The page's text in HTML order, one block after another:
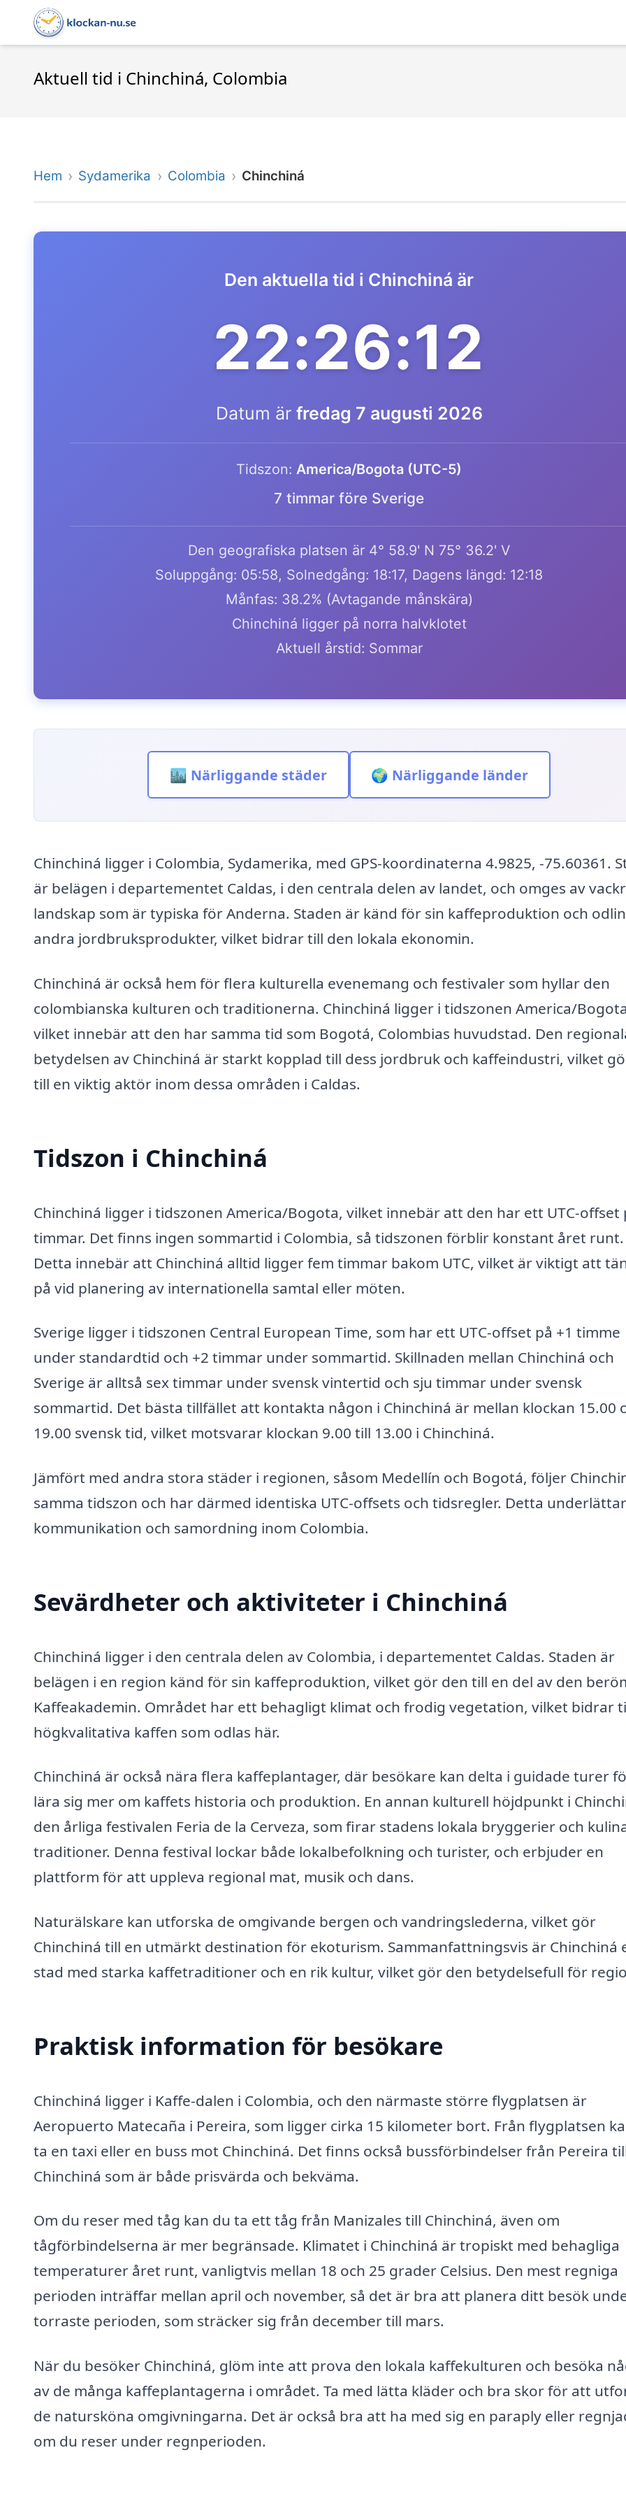
Aktuell tid i Chinchiná, Colombia
Hem Sydamerika Colombia Chinchiná
Den aktuella tid i Chinchiná är
22:26:12
Datum är fredag 7 augusti 2026
Tidszon: America/Bogota (UTC-5)
7 timmar före Sverige
Den geografiska platsen är 4° 58.9' N 75° 36.2' V
Soluppgång: 05:58, Solnedgång: 18:17, Dagens längd: 12:18
Månfas: 38.2% (Avtagande månskära)
Chinchiná ligger på norra halvklotet
Aktuell årstid: Sommar
🏙️ Närliggande städer 🌍 Närliggande länder
Chinchiná ligger i Colombia, Sydamerika, med GPS-koordinaterna 4.9825, -75.60361.
är belägen i departementet Caldas, i den centrala delen av landet, och omges av
landskap som är typiska för Anderna. Staden är känd för sin kaffeproduktion och
andra jordbruksprodukter, vilket bidrar till den lokala ekonomin.
Chinchiná är också hem för flera kulturella evenemang och festivaler som hyllar den
colombianska kulturen och traditionerna. Chinchiná ligger i tidszonen America/
vilket innebär att den har samma tid som Bogotá, Colombias huvudstad. Den
betydelsen av Chinchiná är starkt kopplad till dess jordbruk och kaffeindustri, vilket
till en viktig aktör inom dessa områden i Caldas.
Tidszon i Chinchiná
Chinchiná ligger i tidszonen America/Bogota, vilket innebär att den har ett UTC-offset
timmar. Det finns ingen sommartid i Colombia, så tidszonen förblir konstant året runt.
Detta innebär att Chinchiná alltid ligger fem timmar bakom UTC, vilket är viktigt att
på vid planering av internationella samtal eller möten.
Sverige ligger i tidszonen Central European Time, som har ett UTC-offset på +1 timme
under standardtid och +2 timmar under sommartid. Skillnaden mellan Chinchiná och
Sverige är alltså sex timmar under svensk vintertid och sju timmar under svensk
sommartid. Det bästa tillfället att kontakta någon i Chinchiná är mellan klockan 15.00
19.00 svensk tid, vilket motsvarar klockan 9.00 till 13.00 i Chinchiná.
Jämfört med andra stora städer i regionen, såsom Medellín och Bogotá, följer
samma tidszon och har därmed identiska UTC-offsets och tidsregler. Detta underlättar
kommunikation och samordning inom Colombia.
Sevärdheter och aktiviteter i Chinchiná
Chinchiná ligger i den centrala delen av Colombia, i departementet Caldas. Staden är
belägen i en region känd för sin kaffeproduktion, vilket gör den till en del av den
Kaffeakademin. Området har ett behagligt klimat och frodig vegetation, vilket bidrar
högkvalitativa kaffen som odlas här.
Chinchiná är också nära flera kaffeplantager, där besökare kan delta i guidade turer
lära sig mer om kaffets historia och produktion. En annan kulturell höjdpunkt i
den årliga festivalen Feria de la Cerveza, som firar stadens lokala bryggerier och
traditioner. Denna festival lockar både lokalbefolkning och turister, och erbjuder en
plattform för att uppleva regional mat, musik och dans.
Naturälskare kan utforska de omgivande bergen och vandringslederna, vilket gör
Chinchiná till en utmärkt destination för ekoturism. Sammanfattningsvis är Chinchiná
stad med starka kaffetraditioner och en rik kultur, vilket gör den betydelsefull för
Praktisk information för besökare
Chinchiná ligger i Kaffe-dalen i Colombia, och den närmaste större flygplatsen är
Aeropuerto Matecaña i Pereira, som ligger cirka 15 kilometer bort. Från flygplatsen
ta en taxi eller en buss mot Chinchiná. Det finns också bussförbindelser från Pereira
Chinchiná som är både prisvärda och bekväma.
Om du reser med tåg kan du ta ett tåg från Manizales till Chinchiná, även om
tågförbindelserna är mer begränsade. Klimatet i Chinchiná är tropiskt med behagliga
temperaturer året runt, vanligtvis mellan 18 och 25 grader Celsius. Den mest regniga
perioden inträffar mellan april och november, så det är bra att planera ditt besök
torraste perioden, som sträcker sig från december till mars.
När du besöker Chinchiná, glöm inte att prova den lokala kaffekulturen och besöka
av de många kaffeplantagerna i området. Ta med lätta kläder och bra skor för att
de natursköna omgivningarna. Det är också bra att ha med sig en paraply eller
om du reser under regnperioden.